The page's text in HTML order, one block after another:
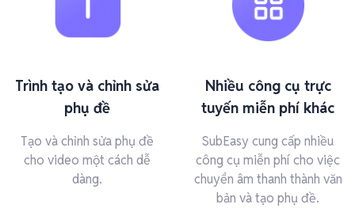
Trình tạo và chỉnh sửa
phụ đề
Tạo và chỉnh sửa phụ đề
cho video một cách dễ
dàng.
Nhiều công cụ trực
tuyến miễn phí khác
SubEasy cung cấp nhiều
công cụ miễn phí cho việc
chuyển âm thanh thành văn
bản và tạo phụ đề.